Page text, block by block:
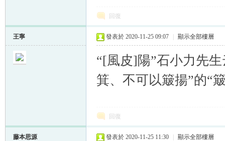
回復
王寧 發表於 2020-11-25 09:07 顯示全部樓層
“[風皮]陽”石小力先生
箕、不可以簸揚”的“
回復
藤本思源 發表於 2020-11-25 11:30 顯示全部樓層